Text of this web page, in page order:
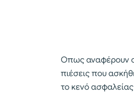
Οπως αναφέρουν
πιέσεις που
το κενό